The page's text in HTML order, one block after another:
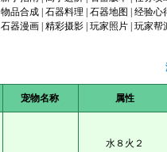
物品合成 石器料理 石器地图
经验心
石器漫画 精彩摄影 玩家照片 玩家帮
宠物名称 属性
水８火２